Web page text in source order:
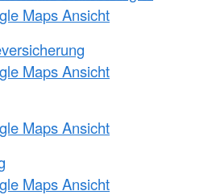
Maps Ansicht
Maps Ansicht
Maps Ansicht
Maps Ansicht